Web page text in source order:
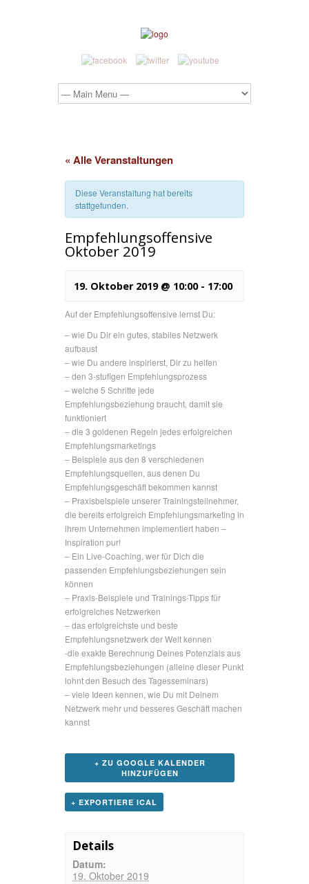
« Alle Veranstaltungen
Diese Veranstaltung hat bereits
stattgefunden.
Empfehlungsoffensive
Oktober 2019
19. Oktober 2019 @ 10:00- 17:00
Auf der Empfehlungsoffensive lernst Du:
– wie Du Dir ein gutes, stabiles Netzwerk
aufbaust
– wie Du andere inspirierst, Dir zu helfen
– den 3-stufigen Empfehlungsprozess
– welche 5 Schritte jede
Empfehlungsbeziehung braucht, damit sie
funktioniert
– die 3 goldenen Regeln jedes erfolgreichen
Empfehlungsmarketings
– Beispiele aus den 8 verschiedenen
Empfehlungsquellen, aus denen Du
Empfehlungsgeschäft bekommen kannst
– Praxisbeispiele unserer Trainingsteilnehmer,
die bereits erfolgreich Empfehlungsmarketing in
ihrem Unternehmen implementiert haben –
Inspiration pur!
– Ein Live-Coaching, wer für Dich die
passenden Empfehlungsbeziehungen sein
können
– Praxis-Beispiele und Trainings-Tipps für
erfolgreiches Netzwerken
– das erfolgreichste und beste
Empfehlungsnetzwerk der Welt kennen
-die exakte Berechnung Deines Potenzials aus
Empfehlungsbeziehungen (alleine dieser Punkt
lohnt den Besuch des Tagesseminars)
– viele Ideen kennen, wie Du mit Deinem
Netzwerk mehr und besseres Geschäft machen
kannst
+ ZU GOOGLE KALENDER
HINZUFÜGEN
+ EXPORTIERE ICAL
Details
Datum:
19. Oktober 2019